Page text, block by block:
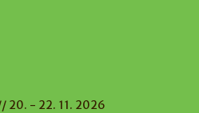
20. - 22. 11. 2026